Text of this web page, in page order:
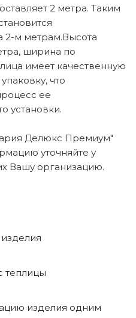
2 метра. Таким
2-м метрам.Высота
ширина по
имеет качественную
что
ее
установки.
Делюкс Премиум"
уточняйте у
Вашу организацию.
теплицы
изделия одним